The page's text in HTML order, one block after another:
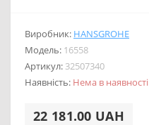
Виробник: HANSGROHE
Модель: 16558
Артикул: 32507340
Наявність: Нема в наявності
22 181.00 UAH